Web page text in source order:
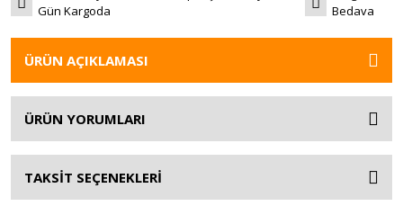
Gün Kargoda
Bedava
ÜRÜN AÇIKLAMASI
ÜRÜN YORUMLARI
TAKSİT SEÇENEKLERİ